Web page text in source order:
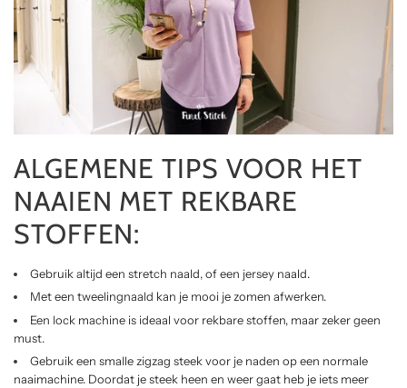
ALGEMENE TIPS VOOR HET
NAAIEN MET REKBARE
STOFFEN:
Gebruik altijd een stretch naald, of een jersey naald.
Met een tweelingnaald kan je mooi je zomen afwerken.
Een lock machine is ideaal voor rekbare stoffen, maar zeker geen
must.
Gebruik een smalle zigzag steek voor je naden op een normale
naaimachine. Doordat je steek heen en weer gaat heb je iets meer